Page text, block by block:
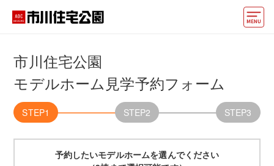
モデルハウス
住宅会社・ハウスメーカー
動画でモデルハウス見学
市川住宅公園
モデルホーム見学予約フォーム
STEP1 STEP2 STEP3
予約したいモデルホームを選んでください